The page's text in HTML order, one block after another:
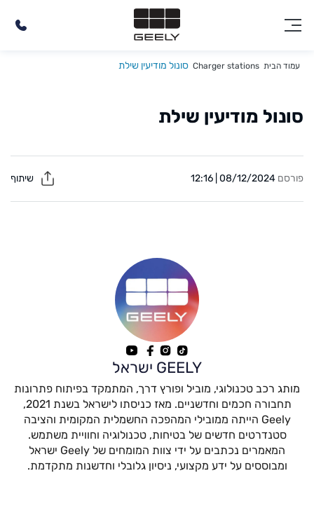
עמוד הבית Charger stations סונול מודיעין שילת
סונול מודיעין שילת
פורסם 08/12/2024 | 12:16
GEELY ישראל
מותג רכב טכנולוגי, מוביל ופורץ דרך, המתמקד בפיתוח פתרונות
תחבורה חכמים וחדשניים. מאז כניסתו לישראל בשנת 2021,
Geely הייתה ממובילי המהפכה החשמלית המקומית והציבה
סטנדרטים חדשים של בטיחות, טכנולוגיה וחוויית משתמש.
המאמרים נכתבים על ידי צוות המומחים של Geely ישראל
ומבוססים על ידע מקצועי, ניסיון גלובלי וחדשנות מתקדמת.